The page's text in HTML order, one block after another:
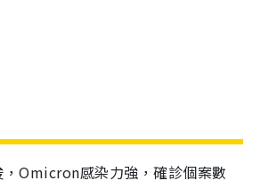
Omicron感染力強，確診個案數